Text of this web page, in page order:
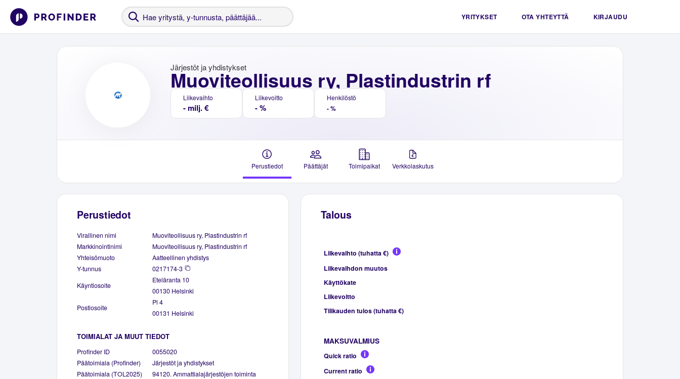
YRITYKSET OTA YHTEYTTÄ KIRJAUDU
Muoviteollisuus ry, Plastindustrin rf
Järjestöt ja yhdistykset
Liikevaihto
- milj. €
Liikevoitto
- %
Henkilöstö
- %
Perustiedot Päättäjät Toimipaikat Verkkolaskutus
Perustiedot
Virallinen nimi
Muoviteollisuus ry, Plastindustrin rf
Markkinointinimi
Muoviteollisuus ry, Plastindustrin rf
Yhteisömuoto
Aatteellinen yhdistys
Y-tunnus
0217174-3
Käyntiosoite
Eteläranta 10
00130 Helsinki
Postiosoite
Pl 4
00131 Helsinki
TOIMIALAT JA MUUT TIEDOT
Profinder ID
0055020
Päätoimiala (Profinder)
Järjestöt ja yhdistykset
Päätoimiala (TOL2025)
94120. Ammattialajärjestöjen toiminta
Talous
Liikevaihto (tuhatta €)
Liikevaihdon muutos
Käyttökate
Liikevoitto
Tilikauden tulos (tuhatta €)
MAKSUVALMIUS
Quick ratio
Current ratio